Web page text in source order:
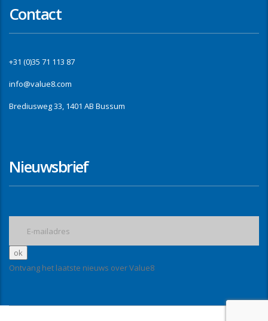
Contact
+31 (0)35 71 113 87
info@value8.com
Brediusweg 33, 1401 AB Bussum
Nieuwsbrief
Ontvang het laatste nieuws over Value8